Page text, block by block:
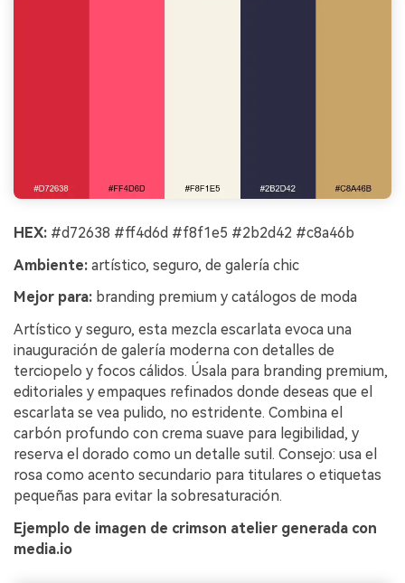
HEX: #d72638 #ff4d6d #f8f1e5 #2b2d42 #c8a46b
Ambiente: artístico, seguro, de galería chic
Mejor para: branding premium y catálogos de moda
Artístico y seguro, esta mezcla escarlata evoca una
inauguración de galería moderna con detalles de
terciopelo y focos cálidos. Úsala para branding premium,
editoriales y empaques refinados donde deseas que el
escarlata se vea pulido, no estridente. Combina el
carbón profundo con crema suave para legibilidad, y
reserva el dorado como un detalle sutil. Consejo: usa el
rosa como acento secundario para titulares o etiquetas
pequeñas para evitar la sobresaturación.
Ejemplo de imagen de crimson atelier generada con
media.io